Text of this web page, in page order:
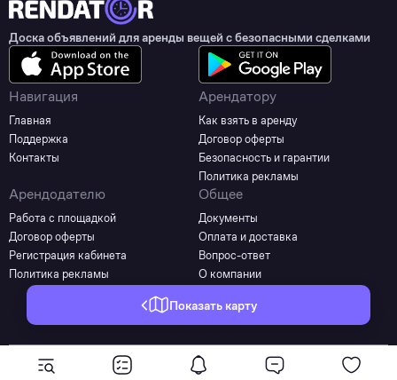
Показать карту
Доска объявлений для аренды вещей с безопасными сделками
Навигация
Главная
Поддержка
Контакты
Арендатору
Как взять в аренду
Договор оферты
Безопасность и гарантии
Политика рекламы
Арендодателю
Работа с площадкой
Договор оферты
Регистрация кабинета
Политика рекламы
Общее
Документы
Оплата и доставка
Вопрос-ответ
О компании